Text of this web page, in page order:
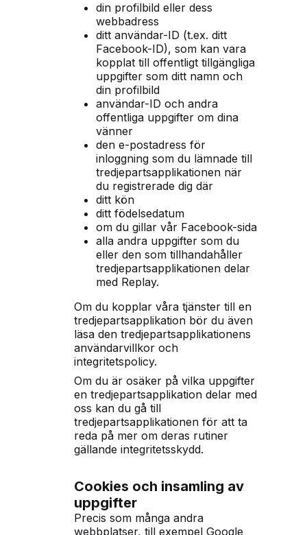
din profilbild eller dess
webbadress
ditt användar-ID (t.ex. ditt
Facebook-ID), som kan vara
kopplat till offentligt tillgängliga
uppgifter som ditt namn och
din profilbild
användar-ID och andra
offentliga uppgifter om dina
vänner
den e-postadress för
inloggning som du lämnade till
tredjepartsapplikationen när
du registrerade dig där
ditt kön
ditt födelsedatum
om du gillar vår Facebook-sida
alla andra uppgifter som du
eller den som tillhandahåller
tredjepartsapplikationen delar
med Replay.
Om du kopplar våra tjänster till en
tredjepartsapplikation bör du även
läsa den tredjepartsapplikationens
användarvillkor och
integritetspolicy.
Om du är osäker på vilka uppgifter
en tredjepartsapplikation delar med
oss kan du gå till
tredjepartsapplikationen för att ta
reda på mer om deras rutiner
gällande integritetsskydd.
Cookies och insamling av
uppgifter
Precis som många andra
webbplatser, till exempel Google